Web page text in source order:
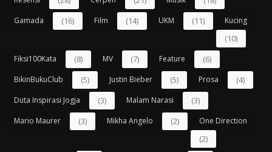
Gamada (16) Film (14) UKM (11) Kucing
(10)
Fiksi100Kata (8) MV (7) Feature (6)
BikinBukuClub (5) Justin Bieber (5) Prosa (4)
Duta Inspirasi Jogja (3) Malam Narasi (3)
Mario Maurer (3) Mikha Angelo (2) One Direction
(2)